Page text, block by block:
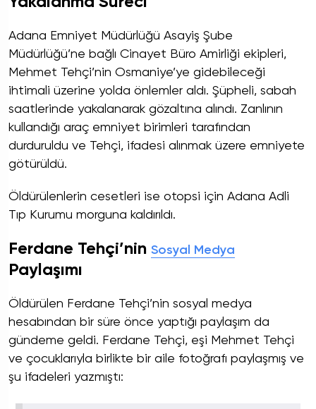
Adana Emniyet Müdürlüğü Asayiş Şube
Müdürlüğü’ne bağlı Cinayet Büro Amirliği ekipleri,
Mehmet Tehçi’nin Osmaniye’ye gidebileceği
ihtimali üzerine yolda önlemler aldı. Şüpheli, sabah
saatlerinde yakalanarak gözaltına alındı. Zanlının
kullandığı araç emniyet birimleri tarafından
durduruldu ve Tehçi, ifadesi alınmak üzere emniyete
götürüldü.
Öldürülenlerin cesetleri ise otopsi için Adana Adli
Tıp Kurumu morguna kaldırıldı.
Ferdane Tehçi’nin Sosyal Medya
Paylaşımı
Öldürülen Ferdane Tehçi’nin sosyal medya
hesabından bir süre önce yaptığı paylaşım da
gündeme geldi. Ferdane Tehçi, eşi Mehmet Tehçi
ve çocuklarıyla birlikte bir aile fotoğrafı paylaşmış ve
şu ifadeleri yazmıştı: